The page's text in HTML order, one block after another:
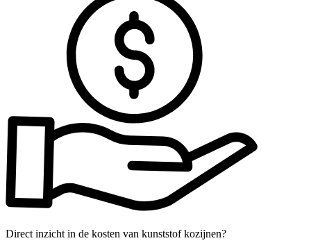
Direct inzicht in de kosten van kunststof kozijnen?